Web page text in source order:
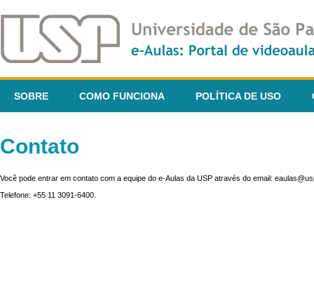
SOBRE COMO FUNCIONA POLÍTICA DE USO
Contato
Você pode entrar em contato com a equipe do e-Aulas da USP através do email:
Telefone: +55 11 3091-6400.